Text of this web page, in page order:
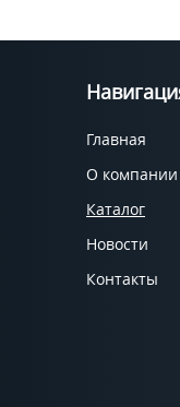
Главная
О компании
Каталог
Новости
Контакты